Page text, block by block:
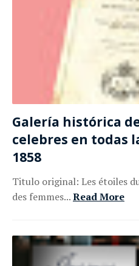
Galería histórica
celebres en todas
1858
Titulo original: Les étoiles
des femmes...Read More